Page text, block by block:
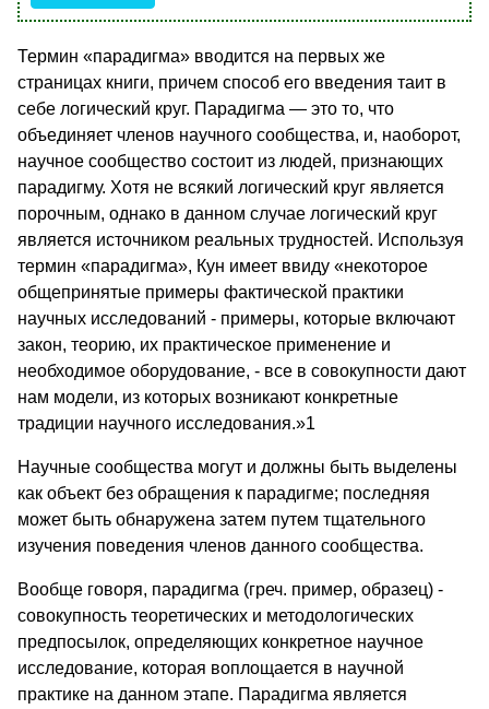
Термин «парадигма» вводится на первых же
страницах книги, причем способ его введения таит в
себе логический круг. Парадигма — это то, что
объединяет членов научного сообщества, и, наоборот,
научное сообщество состоит из людей, признающих
парадигму. Хотя не всякий логический круг является
порочным, однако в данном случае логический круг
является источником реальных трудностей. Используя
термин «парадигма», Кун имеет ввиду «некоторое
обще­принятые примеры фактической практики
научных исследований - примеры, которые включают
закон, тео­рию, их практическое применение и
необходи­мое обо­рудование, - все в совокупности дают
нам модели, из которых возни­кают конкретные
традиции научного ис­следования.»1
Научные сообщества могут и должны быть выделены
как объект без обращения к парадигме; последняя
может быть обнаружена затем путем тщательного
изучения поведения членов данного сообщества.
Вообще говоря, парадигма (греч. пример, образец) -
совокупность теоретических и методологических
предпосылок, определяющих конкретное научное
исследование, которая воплощается в научной
практике на данном этапе. Парадигма является